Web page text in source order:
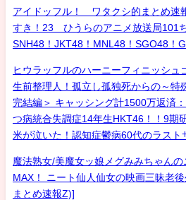
アイドッフル！ ワタクシ的まとめ
すき！23 ひうらのアニメ放送局101
SNH48！JKT48！MNL48！SGO48！
ヒウラッフルのハーニーフィニッシュ
生前整理人！孤立し孤独死からの～特
完結編＞ キャッシング計1500万返済
つ病統合失調症14年生HKT46！！9期
米が泣いた！認知症鬱病60代のラスト
魔法熟女/美魔女ッ娘メグみみちゃん
MAX！ ニート仙人仙女の映画三昧老
まとめ速報Z)]